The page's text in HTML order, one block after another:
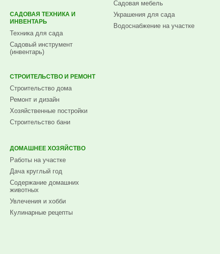
САДОВАЯ ТЕХНИКА И
ИНВЕНТАРЬ
Техника для сада
Садовый инструмент
(инвентарь)
Садовая мебель
Украшения для сада
Водоснабжение на участке
СТРОИТЕЛЬСТВО И РЕМОНТ
Строительство дома
Ремонт и дизайн
Хозяйственные постройки
Строительство бани
ДОМАШНЕЕ ХОЗЯЙСТВО
Работы на участке
Дача круглый год
Содержание домашних
животных
Увлечения и хобби
Кулинарные рецепты